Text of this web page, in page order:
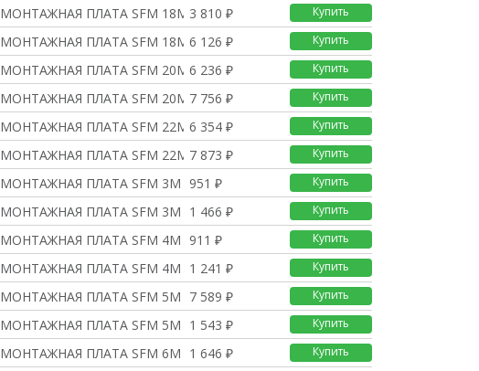
МОНТАЖНАЯ ПЛАТА SFM 18M 900?60
3 810 ₽ Купить
МОНТАЖНАЯ ПЛАТА SFM 18M 900?80
6 126 ₽ Купить
МОНТАЖНАЯ ПЛАТА SFM 20M 1000?6
6 236 ₽ Купить
МОНТАЖНАЯ ПЛАТА SFM 20M 1000?8
7 756 ₽ Купить
МОНТАЖНАЯ ПЛАТА SFM 22M 1200?6
6 354 ₽ Купить
МОНТАЖНАЯ ПЛАТА SFM 22M 1200?8
7 873 ₽ Купить
МОНТАЖНАЯ ПЛАТА SFM 3M 150?600
951 ₽ Купить
МОНТАЖНАЯ ПЛАТА SFM 3M 150?800
1 466 ₽ Купить
МОНТАЖНАЯ ПЛАТА SFM 4M 200?600
911 ₽ Купить
МОНТАЖНАЯ ПЛАТА SFM 4M 200?800
1 241 ₽ Купить
МОНТАЖНАЯ ПЛАТА SFM 5M 250?600
7 589 ₽ Купить
МОНТАЖНАЯ ПЛАТА SFM 5M 250?800
1 543 ₽ Купить
МОНТАЖНАЯ ПЛАТА SFM 6M 300?600
1 646 ₽ Купить